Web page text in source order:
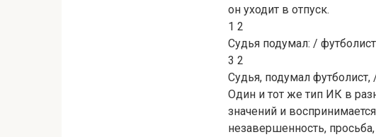
он уходит в отпуск.
1 2
Судья подумал: /
3 2
Судья, подумал футболист,
Один и тот же тип ИК в
значений и
незавершенность,